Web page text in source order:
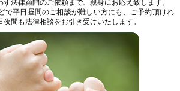
法律顧問のご依頼まで、親身にお応え致します。
で平日昼間のご相談が難しい方にも、ご予約頂けれ
間も法律相談をお引き受けいたします。